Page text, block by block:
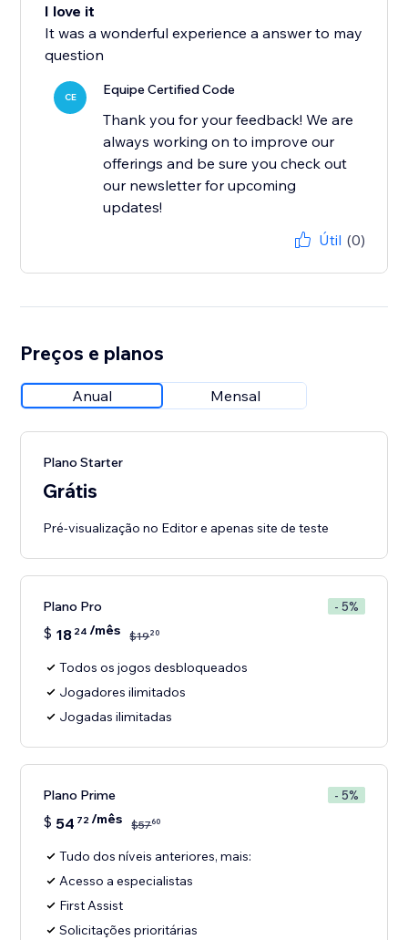
I love it
It was a wonderful experience a answer to may
question
CE Equipe Certified Code
Thank you for your feedback! We are
always working on to improve our
offerings and be sure you check out
our newsletter for upcoming
updates!
Útil (0)
Preços e planos
Anual Mensal
Plano Starter
Grátis
Pré-visualização no Editor e apenas site de teste
Plano Pro - 5%
$ 18 24 /mês $1920
Todos os jogos desbloqueados
Jogadores ilimitados
Jogadas ilimitadas
Plano Prime - 5%
$ 54 72/mês $5760
Tudo dos níveis anteriores, mais:
Acesso a especialistas
First Assist
Solicitações prioritárias